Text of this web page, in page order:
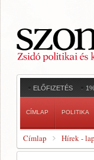
ELŐFIZETÉS
CÍMLAP POLITIKA
Címlap Hírek -